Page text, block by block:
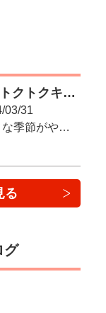
＊.｡.＊ﾟ『買取で春のトクトクキャンペーン♪』＊.｡.＊ﾟ
03/31
୨୧：半年に一度のおトクな季節がやってきた！：୨୧
る
グ